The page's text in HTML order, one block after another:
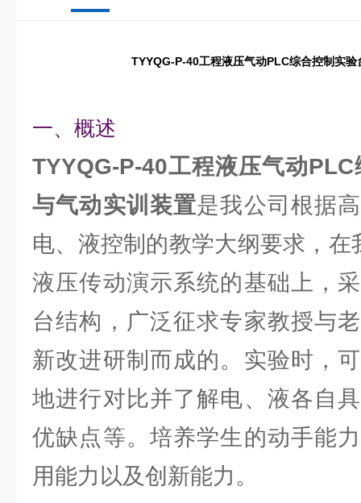
TYYQG-P-40工程液压气动PLC综合控制实
一、概述
TYYQG-P-40工程液压气动
与气动实训装置是我公司根据
电、液控制的教学大纲要求，在
液压传动演示系统的基础上，
台结构，广泛征求专家教授与
新改进研制而成的。实验时，
地进行对比并了解电、液各自
优缺点等。培养学生的动手能
用能力以及创新能力。